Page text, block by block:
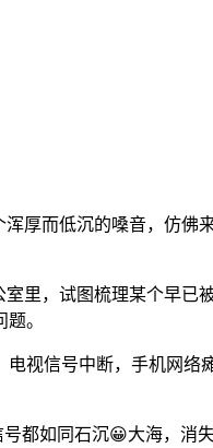
厚而低沉的嗓音，仿佛
里，试图梳理某个早已
。
视信号中断，手机网络
都如同石沉😀大海，消